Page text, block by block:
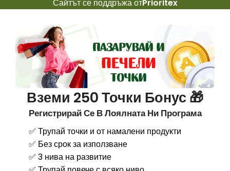
Сайтът се поддръжа отPrioritex
Вземи 250 Точки Бонус 🎁
Регистрирай Се В Лоялната Ни Програма
✅ Трупай точки и от намалени продукти
✅ Без срок за използване
✅ 3 нива на развитие